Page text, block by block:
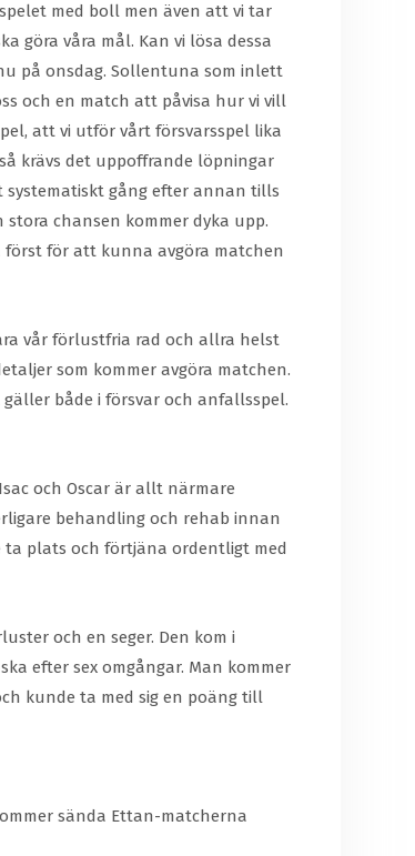
med boll men även att vi tar
göra våra mål. Kan vi lösa dessa
på onsdag. Sollentuna som inlett
och en match att påvisa hur vi vill
att vi utför vårt försvarsspel lika
krävs det uppoffrande löpningar
gång efter annan tills
chansen kommer dyka upp.
först för att kunna avgöra matchen
vår förlustfria rad och allra helst
som kommer avgöra matchen.
både i försvar och anfallsspel.
och Oscar är allt närmare
behandling och rehab innan
ta plats och förtjäna ordentligt med
och en seger. Den kom i
efter sex omgångar. Man kommer
kunde ta med sig en poäng till
sända Ettan-matcherna